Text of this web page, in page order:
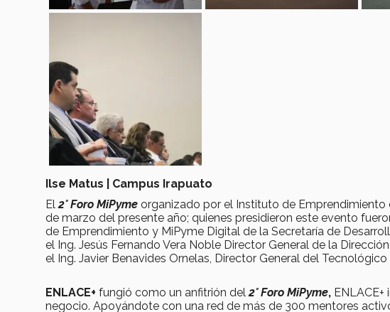
Ilse Matus | Campus Irapuato
El2° Foro MiPyme organizado por el Instituto de
de marzo del presente año; quienes presidieron este evento
de Emprendimiento y MiPyme Digital de la Secretaría de
el Ing. Jesús Fernando Vera Noble Director General de la
el Ing. Javier Benavides Ornelas, Director General del
ENLACE+ fungió como un anfitrión del2° Foro MiPyme,
negocio. Apoyándote con una red de más de 300 mentores